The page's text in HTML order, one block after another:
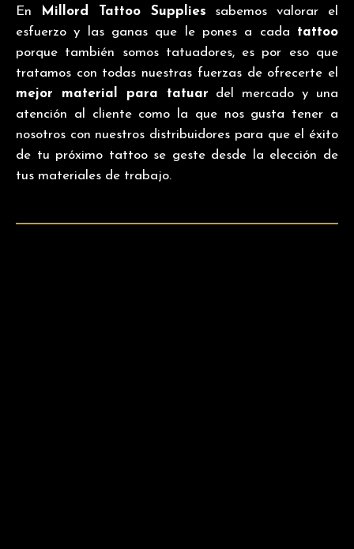
En Millord Tattoo Supplies sabemos valorar el
esfuerzo y las ganas que le pones a cada tattoo
porque también somos tatuadores, es por eso que
tratamos con todas nuestras fuerzas de ofrecerte el
mejor material para tatuar del mercado y una
atención al cliente como la que nos gusta tener a
nosotros con nuestros distribuidores para que el éxito
de tu próximo tattoo se geste desde la elección de
tus materiales de trabajo.